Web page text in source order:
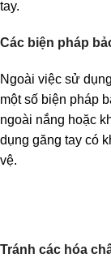
tay.
Các biện pháp
Ngoài việc sử
một số biện pháp
ngoài nắng hoặc
dụng găng tay có
vệ.
Tránh các hóa